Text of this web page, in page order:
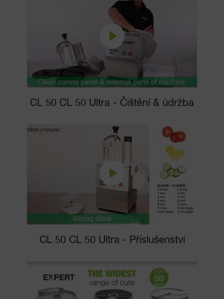
CL 50 CL 50 Ultra - Čištění & údržba
CL 50 CL 50 Ultra - Příslušenství